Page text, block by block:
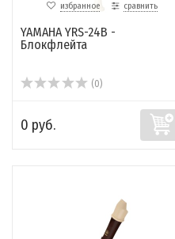
избранное сравнить
YAMAHA YRS-24B -
Блокфлейта
(0)
0 руб.